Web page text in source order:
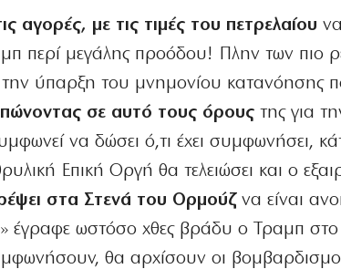
αγορές, με τις τιμές του πετρελαίου
περί μεγάλης προόδου! Πλην των πιο
την ύπαρξη του μνημονίου κατανόησης
σε αυτό τους όρους της για
να δώσει ό,τι έχει συμφωνήσει,
Επική Οργή θα τελειώσει και ο
στα Στενά του Ορμούζνα είναι
έγραφε ωστόσο χθες βράδυ ο Τραμπ
θα αρχίσουν οι